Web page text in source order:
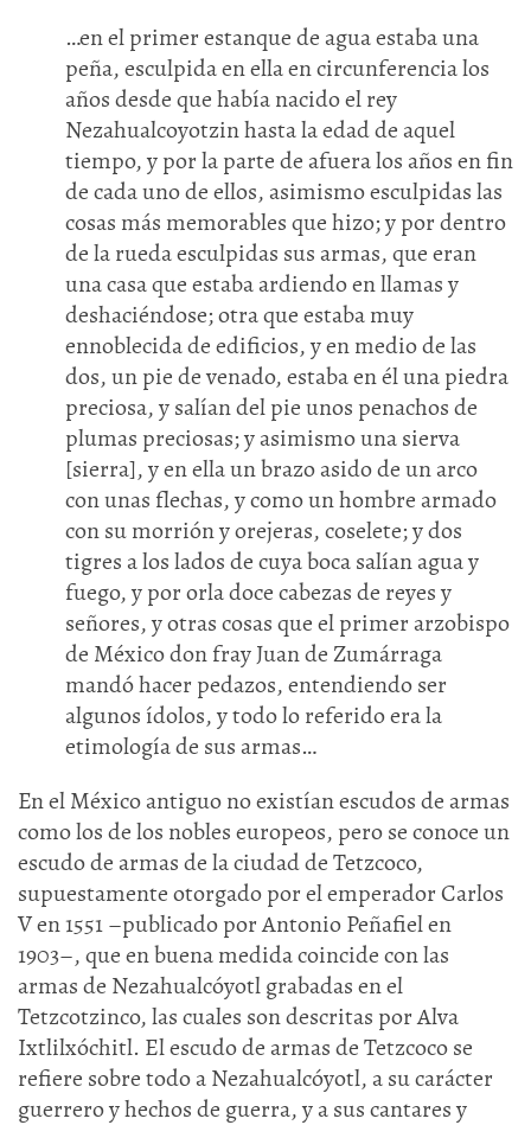
…en el primer estanque de agua estaba una
peña, esculpida en ella en circunferencia los
años desde que había nacido el rey
Nezahualcoyotzin hasta la edad de aquel
tiempo, y por la parte de afuera los años en fin
de cada uno de ellos, asimismo esculpidas las
cosas más memorables que hizo; y por dentro
de la rueda esculpidas sus armas, que eran
una casa que estaba ardiendo en llamas y
deshaciéndose; otra que estaba muy
ennoblecida de edificios, y en medio de las
dos, un pie de venado, estaba en él una piedra
preciosa, y salían del pie unos penachos de
plumas preciosas; y asimismo una sierva
[sierra], y en ella un brazo asido de un arco
con unas flechas, y como un hombre armado
con su morrión y orejeras, coselete; y dos
tigres a los lados de cuya boca salían agua y
fuego, y por orla doce cabezas de reyes y
señores, y otras cosas que el primer arzobispo
de México don fray Juan de Zumárraga
mandó hacer pedazos, entendiendo ser
algunos ídolos, y todo lo referido era la
etimología de sus armas…
En el México antiguo no existían escudos de armas
como los de los nobles europeos, pero se conoce un
escudo de armas de la ciudad de Tetzcoco,
supuestamente otorgado por el emperador Carlos
V en 1551 –publicado por Antonio Peñafiel en
1903–, que en buena medida coincide con las
armas de Nezahualcóyotl grabadas en el
Tetzcotzinco, las cuales son descritas por Alva
Ixtlilxóchitl. El escudo de armas de Tetzcoco se
refiere sobre todo a Nezahualcóyotl, a su carácter
guerrero y hechos de guerra, y a sus cantares y